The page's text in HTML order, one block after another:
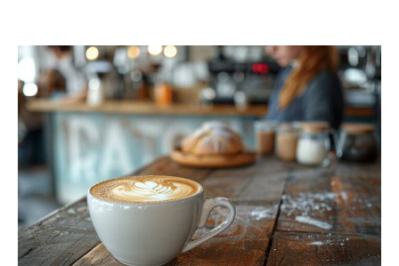
L’art
du
café
en
restaurant
:
un
service
qui